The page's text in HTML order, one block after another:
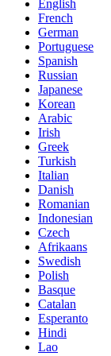
English
French
German
Portuguese
Spanish
Russian
Japanese
Korean
Arabic
Irish
Greek
Turkish
Italian
Danish
Romanian
Indonesian
Czech
Afrikaans
Swedish
Polish
Basque
Catalan
Esperanto
Hindi
Lao